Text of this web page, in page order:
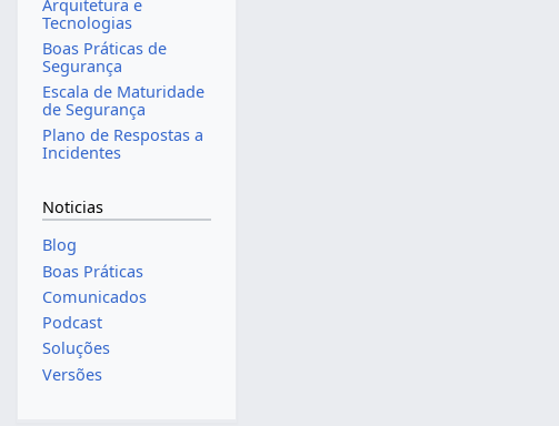
Arquitetura e
Tecnologias
Boas Práticas de
Segurança
Escala de Maturidade
de Segurança
Plano de Respostas a
Incidentes
Noticias
Blog
Boas Práticas
Comunicados
Podcast
Soluções
Versões